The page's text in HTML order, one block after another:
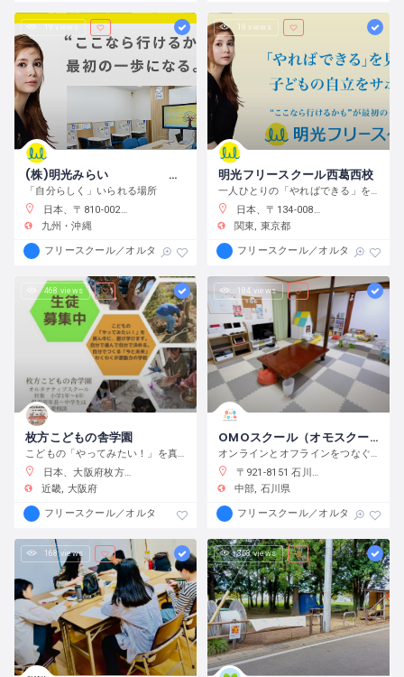
(株)明光みらい 明光フリースクール薬院本校
「自分らしく」いられる場所
日本、〒810-0022 福岡県福岡市中央区薬院１−１０−６ フォレスト薬院大通り
九州・沖縄
フリースクール／オルタナティブスクール
19 views
明光フリースクール西葛西校
日本、〒134-0088 東京都江戸川区西葛西６−１０−１４ 正栄ビル
関東
東京都
フリースクール／オルタナティブス
468 views
枚方こどもの舎学園
こどもの「やってみたい！」を真ん中に、遊び、学び、活動する、わくわくが原動力の学校です。
日本、大阪府枚方市渚元町２１−３１
近畿 大阪府
フリースクール／オルタナティブスクール
184 views
OMOスクール（オモスクール）
オンラインとオフラインをつなぐフリースクール
〒921-8151 石川県金沢市窪３丁目１３６−１
中部 石川県
フリースクール／オルタナティブス
168 views 358 views